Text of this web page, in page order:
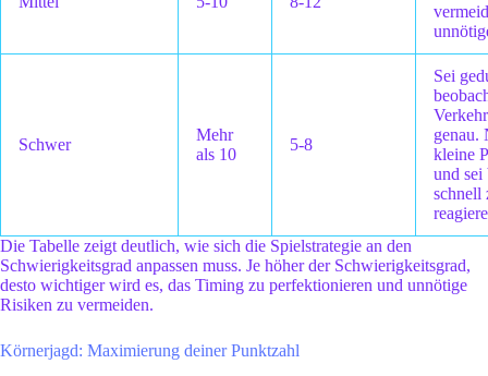
Schwer
Mehr
als 10
5-8
Sei
genau.
kleine
und sei
schnell
Die Tabelle zeigt deutlich, wie sich die Spielstrategie an den
Schwierigkeitsgrad anpassen muss. Je höher der Schwierigkeitsgrad,
desto wichtiger wird es, das Timing zu perfektionieren und unnötige
Risiken zu vermeiden.
Körnerjagd: Maximierung deiner Punktzahl